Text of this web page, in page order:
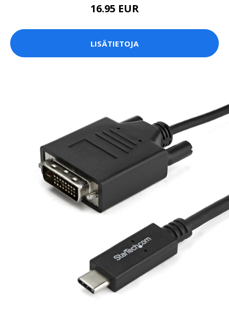
16.95 EUR
LISÄTIETOJA